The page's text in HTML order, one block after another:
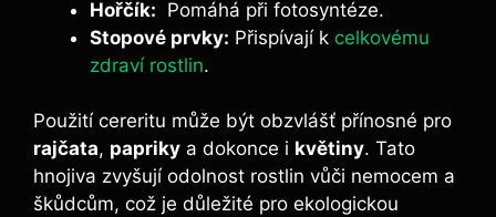
Hořčík: ‌ Pomáhá ⁢při fotosyntéze.
Stopové prvky: Přispívají k celkovému
zdraví rostlin.
Použití cereritu může být obzvlášť přínosné‌ pro
rajčata, papriky a dokonce i květiny. Tato
hnojiva zvyšují odolnost ⁤rostlin vůči nemocem a
škůdcům, což je důležité pro ekologickou